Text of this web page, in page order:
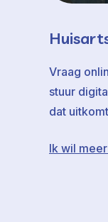
Vraag
stuur
dat
Ik wil